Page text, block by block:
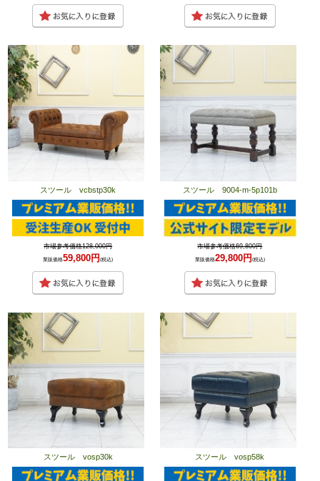
スツール vcbstp30k
市場参考価格128,000円
業販価格59,800円(税込)
スツール 9004-m-5p101b
市場参考価格69,800円
業販価格29,800円(税込)
スツール vosp30k スツール vosp58k